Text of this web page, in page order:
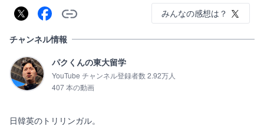
みんなの感想は？
チャンネル情報
パクくんの東大留学
YouTube チャンネル登録者数 2.92万人
407 本の動画
日韓英のトリリンガル。